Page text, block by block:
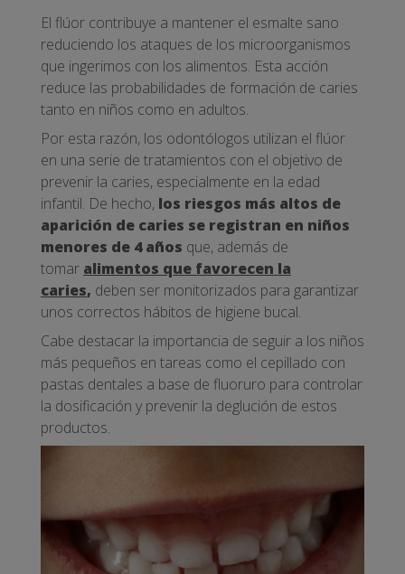
El flúor contribuye a mantener el esmalte sano
reduciendo los ataques de los microorganismos
que ingerimos con los alimentos. Esta acción
reduce las probabilidades de formación de caries
tanto en niños como en adultos.
Por esta razón, los odontólogos utilizan el flúor
en una serie de tratamientos con el objetivo de
prevenir la caries, especialmente en la edad
infantil. De hecho, los riesgos más altos de
aparición de caries se registran en niños
menores de 4 años que, además de
tomar alimentos que favorecen la
caries, deben ser monitorizados para garantizar
unos correctos hábitos de higiene bucal.
Cabe destacar la importancia de seguir a los niños
más pequeños en tareas como el cepillado con
pastas dentales a base de fluoruro para controlar
la dosificación y prevenir la deglución de estos
productos.